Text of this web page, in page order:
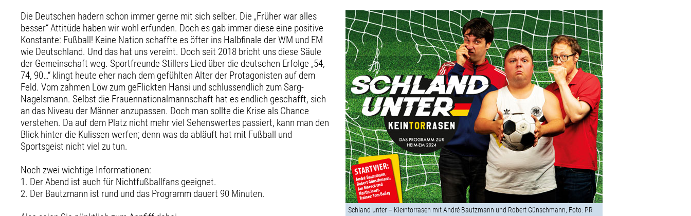
Die Deutschen hadern schon immer gerne mit sich selber. Die „Früher war alles
besser“ Attitüde haben wir wohl erfunden. Doch es gab immer diese eine positive
Konstante: Fußball! Keine Nation schaffte es öfter ins Halbfinale der WM und EM
wie Deutschland. Und das hat uns vereint. Doch seit 2018 bricht uns diese Säule
der Gemeinschaft weg. Sportfreunde Stillers Lied über die deutschen Erfolge „54,
74, 90…“ klingt heute eher nach dem gefühlten Alter der Protagonisten auf dem
Feld. Vom zahmen Löw zum geFlickten Hansi und schlussendlich zum Sarg-
Nagelsmann. Selbst die Frauennationalmannschaft hat es endlich geschafft, sich
an das Niveau der Männer anzupassen. Doch man sollte die Krise als Chance
verstehen. Da auf dem Platz nicht mehr viel Sehenswertes passiert, kann man den
Blick hinter die Kulissen werfen; denn was da abläuft hat mit Fußball und
Sportsgeist nicht viel zu tun.
Noch zwei wichtige Informationen:
1. Der Abend ist auch für Nichtfußballfans geeignet.
2. Der Bautzmann ist rund und das Programm dauert 90 Minuten.
Schland unter – Kleintorrasen mit André Bautzmann und Robert Günschmann, Foto: PR